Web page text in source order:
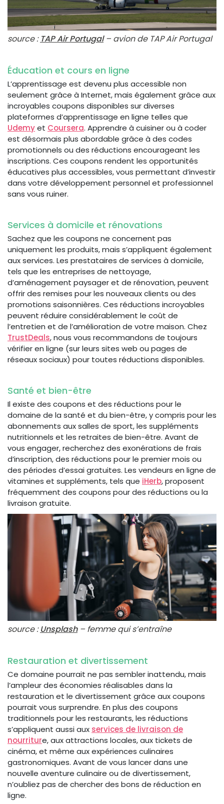
source : TAP Air Portugal– avion de TAP Air Portugal
Éducation et cours en ligne
L’apprentissage est devenu plus accessible non
seulement grâce à Internet, mais également grâce aux
incroyables coupons disponibles sur diverses
plateformes d’apprentissage en ligne telles que
Udemyet Coursera. Apprendre à cuisiner ou à coder
est désormais plus abordable grâce à des codes
promotionnels ou des réductions encourageant les
inscriptions. Ces coupons rendent les opportunités
éducatives plus accessibles, vous permettant d’investir
dans votre développement personnel et professionnel
sans vous ruiner.
Services à domicile et rénovations
Sachez que les coupons ne concernent pas
uniquement les produits, mais s’appliquent également
aux services. Les prestataires de services à domicile,
tels que les entreprises de nettoyage,
d’aménagement paysager et de rénovation, peuvent
offrir des remises pour les nouveaux clients ou des
promotions saisonnières. Ces réductions incroyables
peuvent réduire considérablement le coût de
l’entretien et de l’amélioration de votre maison. Chez
TrustDeals, nous vous recommandons de toujours
vérifier en ligne (sur leurs sites web ou pages de
réseaux sociaux) pour toutes réductions disponibles.
Santé et bien-être
Il existe des coupons et des réductions pour le
domaine de la santé et du bien-être, y compris pour les
abonnements aux salles de sport, les suppléments
nutritionnels et les retraites de bien-être. Avant de
vous engager, recherchez des exonérations de frais
d’inscription, des réductions pour le premier mois ou
des périodes d’essai gratuites. Les vendeurs en ligne de
vitamines et suppléments, tels que iHerb, proposent
fréquemment des coupons pour des réductions ou la
livraison gratuite.
source :Unsplash– femme qui s’entraîne
Restauration et divertissement
Ce domaine pourrait ne pas sembler inattendu, mais
l’ampleur des économies réalisables dans la
restauration et le divertissement grâce aux coupons
pourrait vous surprendre. En plus des coupons
traditionnels pour les restaurants, les réductions
s’appliquent aussi aux services de livraison de
nourriture, aux attractions locales, aux tickets de
cinéma, et même aux expériences culinaires
gastronomiques. Avant de vous lancer dans une
nouvelle aventure culinaire ou de divertissement,
n’oubliez pas de chercher des bons de réduction en
ligne.